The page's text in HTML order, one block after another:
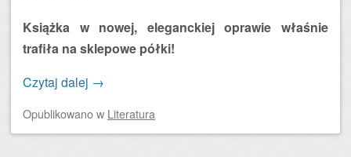
Książka w nowej, eleganckiej oprawie właśnie
trafiła na sklepowe półki!
Czytaj dalej →
Opublikowanow Literatura